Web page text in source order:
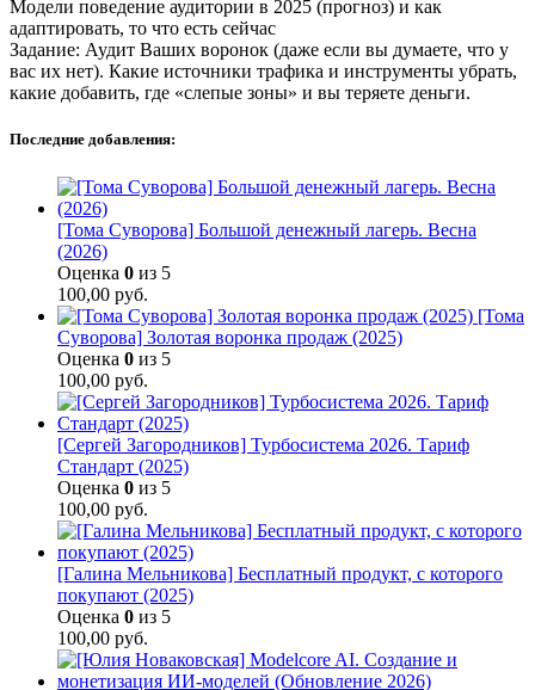
Модели поведение аудитории в 2025 (прогноз) и как
адаптировать, то что есть сейчас
Задание: Аудит Ваших воронок (даже если вы думаете, что у
вас их нет). Какие источники трафика и инструменты убрать,
какие добавить, где «слепые зоны» и вы теряете деньги.
Последние добавления:
[Тома Суворова] Большой денежный лагерь. Весна
(2026)
Оценка 0 из 5
100,00 руб.
[Тома
Суворова] Золотая воронка продаж (2025)
Оценка 0 из 5
100,00 руб.
[Сергей Загородников] Турбосистема 2026. Тариф
Стандарт (2025)
Оценка 0 из 5
100,00 руб.
[Галина Мельникова] Бесплатный продукт, с которого
покупают (2025)
Оценка 0 из 5
100,00 руб.